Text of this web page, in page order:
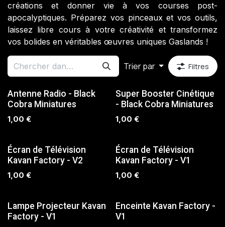
créations et donner vie à vos courses post-
apocalyptiques. Préparez vos pinceaux et vos outils,
laissez libre cours à votre créativité et transformez
vos bolides en véritables œuvres uniques Gaslands !
Trier par Filtres
SUR COMMANDE
Antenne Radio - Black
Cobra Miniatures
1,00 € SUR COMMANDE
Super Booster Cinétique
- Black Cobra Miniatures
1,00 €
SUR COMMANDE
Écran de Télévision
Kavan Factory - V2
1,00 € SUR COMMANDE
Écran de Télévision
Kavan Factory - V1
1,00 €
Lampe Projecteur Kavan
Factory - V1
Enceinte Kavan Factory -
V1